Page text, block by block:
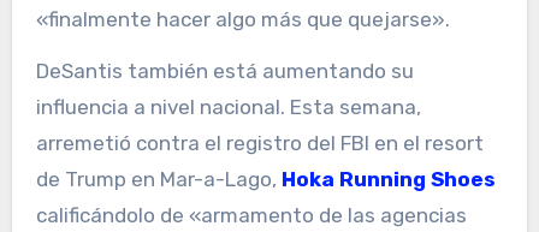
«finalmente hacer algo más que quejarse».
DeSantis también está aumentando su
influencia a nivel nacional. Esta semana,
arremetió contra el registro del FBI en el resort
de Trump en Mar-a-Lago, Hoka Running Shoes
calificándolo de «armamento de las agencias